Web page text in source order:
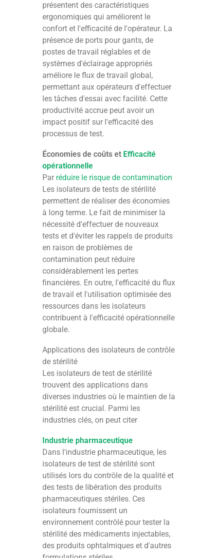
présentent des caractéristiques
ergonomiques qui améliorent le
confort et l'efficacité de l'opérateur. La
présence de ports pour gants, de
postes de travail réglables et de
systèmes d'éclairage appropriés
améliore le flux de travail global,
permettant aux opérateurs d'effectuer
les tâches d'essai avec facilité. Cette
productivité accrue peut avoir un
impact positif sur l'efficacité des
processus de test.
Économies de coûts et Efficacité
opérationnelle
Par réduire le risque de contamination
Les isolateurs de tests de stérilité
permettent de réaliser des économies
à long terme. Le fait de minimiser la
nécessité d'effectuer de nouveaux
tests et d'éviter les rappels de produits
en raison de problèmes de
contamination peut réduire
considérablement les pertes
financières. En outre, l'efficacité du flux
de travail et l'utilisation optimisée des
ressources dans les isolateurs
contribuent à l'efficacité opérationnelle
globale.
Applications des isolateurs de contrôle
de stérilité
Les isolateurs de test de stérilité
trouvent des applications dans
diverses industries où le maintien de la
stérilité est crucial. Parmi les
industries clés, on peut citer
Industrie pharmaceutique
Dans l'industrie pharmaceutique, les
isolateurs de test de stérilité sont
utilisés lors du contrôle de la qualité et
des tests de libération des produits
pharmaceutiques stériles. Ces
isolateurs fournissent un
environnement contrôlé pour tester la
stérilité des médicaments injectables,
des produits ophtalmiques et d'autres